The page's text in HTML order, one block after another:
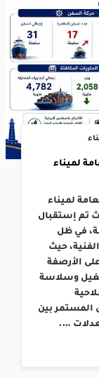
لميناء
لميناء
حيث تم إستقبال
17 بإجمالي 31 سفينة، في ظل
حيث
الأرصفة
وسلاسة
المستمر بين
….